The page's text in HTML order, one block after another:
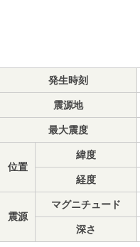
発生時刻
震源地
最大震度
位置
緯度
経度
震源
マグニチュード
深さ